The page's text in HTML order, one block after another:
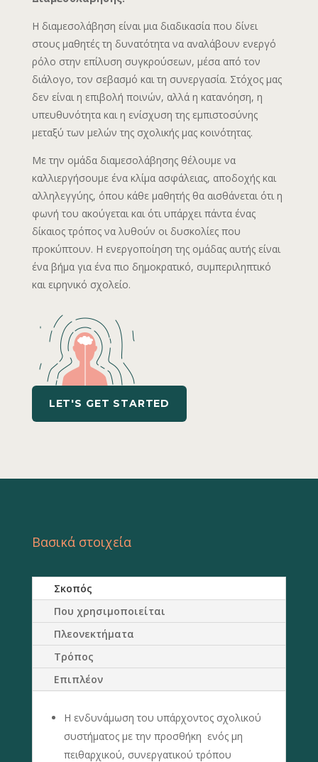
Η διαμεσολάβηση είναι μια διαδικασία που δίνει
στους μαθητές τη δυνατότητα να αναλάβουν ενεργό
ρόλο στην επίλυση συγκρούσεων, μέσα από τον
διάλογο, τον σεβασμό και τη συνεργασία. Στόχος μας
δεν είναι η επιβολή ποινών, αλλά η κατανόηση, η
υπευθυνότητα και η ενίσχυση της εμπιστοσύνης
μεταξύ των μελών της σχολικής μας κοινότητας.
Με την ομάδα διαμεσολάβησης θέλουμε να
καλλιεργήσουμε ένα κλίμα ασφάλειας, αποδοχής και
αλληλεγγύης, όπου κάθε μαθητής θα αισθάνεται ότι η
φωνή του ακούγεται και ότι υπάρχει πάντα ένας
δίκαιος τρόπος να λυθούν οι δυσκολίες που
προκύπτουν. Η ενεργοποίηση της ομάδας αυτής είναι
ένα βήμα για ένα πιο δημοκρατικό, συμπεριληπτικό
και ειρηνικό σχολείο.
LET'S GET STARTED
Βασικά στοιχεία
Σκοπός
Που χρησιμοποιείται
Πλεονεκτήματα
Τρόπος
Επιπλέον
H ενδυνάμωση του υπάρχοντος σχολικού
συστήματος με την προσθήκη ενός μη
πειθαρχικού, συνεργατικού τρόπου